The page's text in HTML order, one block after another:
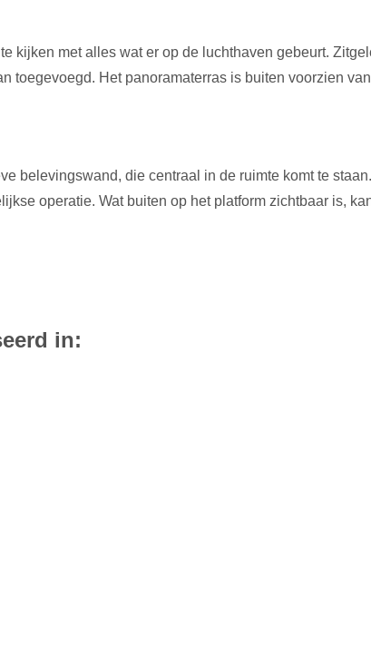
kijken met alles wat er op de luchthaven gebeurt.
toegevoegd. Het panoramaterras is buiten voorzien
belevingswand, die centraal in de ruimte komt te
operatie. Wat buiten op het platform zichtbaar is,
in: